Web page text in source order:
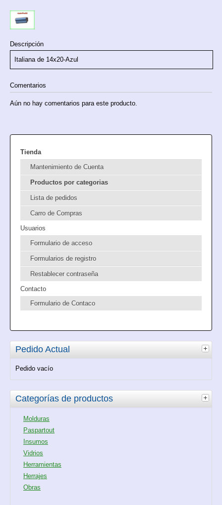
Descripción
Italiana de 14x20-Azul
Comentarios
Aún no hay comentarios para este producto.
Tienda
Mantenimiento de Cuenta
Productos por categorias
Lista de pedidos
Carro de Compras
Usuarios
Formulario de acceso
Formularios de registro
Restablecer contraseña
Contacto
Formulario de Contaco
Pedido Actual
Pedido vacío
Categorías de productos
Molduras
Paspartout
Insumos
Vidrios
Herramientas
Herrajes
Obras